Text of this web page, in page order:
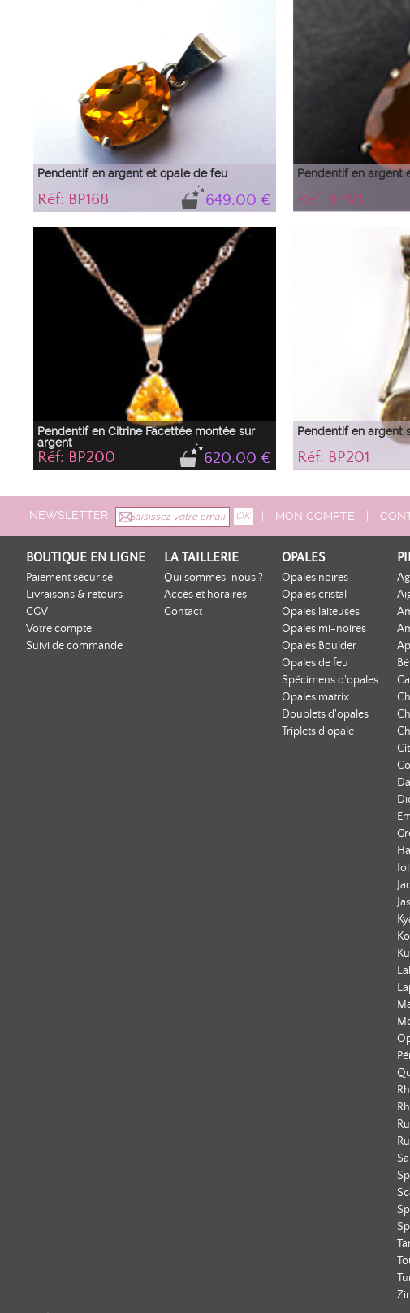
Pendentif en argent et opale de feu
649.00 €
Réf: BP168
Sa magnifique couleur miel est bien mise en valeur
par sa monture d'argent et sa taille impeccable.
Pendentif en argent
Réf: BP171
La couleur pétillante et
goutte en font une
Pendentif en Citrine Facettée montée sur
argent
620.00 €
Réf: BP200
triangle montée sur argent.
Pendentif en argent
Réf: BP201
de Citrine de forme
NEWSLETTER MON COMPTE
BOUTIQUE EN LIGNE
Paiement sécurisé
Livraisons & retours
CGV
Votre compte
Suivi de commande
LA TAILLERIE
Qui sommes-nous ?
Accès et horaires
Contact
OPALES
Opales noires
Opales cristal
Opales laiteuses
Opales mi-noires
Opales Boulder
Opales de feu
Spécimens d'opales
Opales matrix
Doublets d'opales
Triplets d'opale